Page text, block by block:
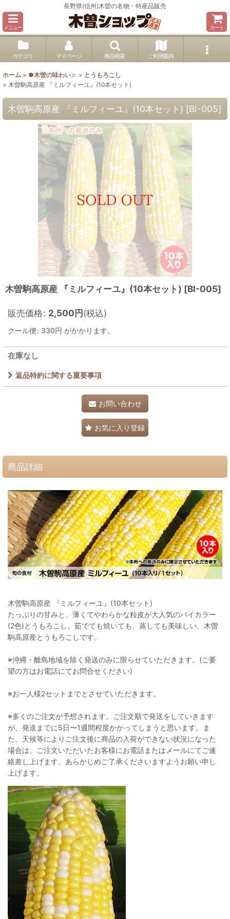
長野県(信州)木曽の名物・特産品販売
メニュー カート
カテゴリ マイページ 商品検索 ご利用案内
ホーム > ●木曽の味わい♬ > とうもろこし
> 木曽駒高原産 『ミルフィーユ』(10本セット)
木曽駒高原産 『ミルフィーユ』(10本セット) [BI-005]
木曽駒高原産 『ミルフィーユ』(10本セット) [BI-005]
販売価格: 2,500円(税込)
クール便: 330円 がかかります。
在庫なし
返品特約に関する重要事項
お問い合わせ
お気に入り登録
商品詳細
木曽駒高原産 『ミルフィーユ』(10本セット)
たっぷりの甘みと、薄くてやわらかな粒皮が大人気のバイカラー
(2色)とうもろこし。茹でても焼いても、蒸しても美味しい、木曽
駒高原産とうもろこしです。
※沖縄・離島地域を除く発送のみに限らせていただきます。(ご要
望の方はお電話にてお問合せください)
※お一人様2セットまでとさせていただきます。
※多くのご注文が予想されます。ご注文順で発送をしていきます
が、発送までに5日〜1週間程度かかってしまうと思います。ま
た、天候等によりご注文後に商品の入荷ができない状況になった
場合は、ご注文いただいたお客様にお電話またはメールにてご連
絡差し上げます。あらかじめご了承くださいますようお願い申し
上げます。